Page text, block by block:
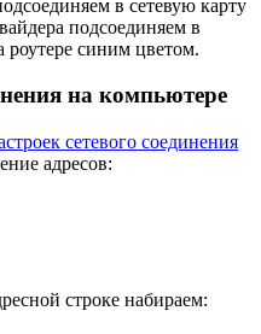
в сетевую карту
подсоединяем в
синим цветом.
на компьютере
сетевого соединения
адресов:
строке набираем: